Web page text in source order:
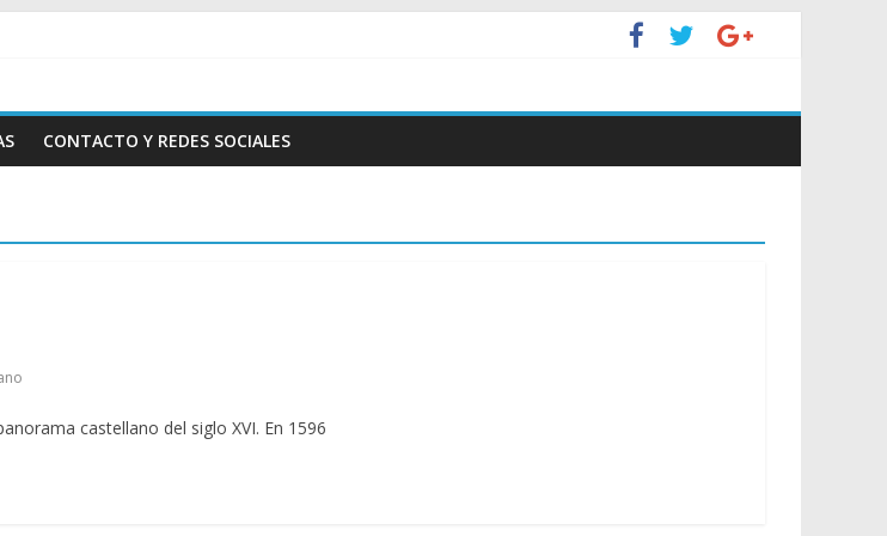
CONTACTO Y REDES SOCIALES
castellano del siglo XVI. En 1596